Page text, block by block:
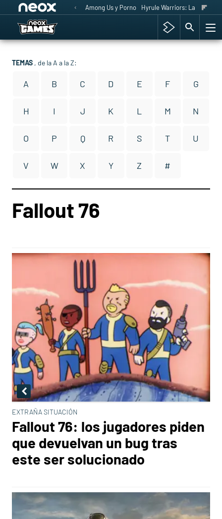
Among Us y Porno Hyrule Warriors: La Era del
TEMAS , de la A a la Z:
A B C D E F G
H I J K L M N
O P Q R S T U
V W X Y Z #
Fallout 76
EXTRAÑA SITUACIÓN
Fallout 76: los jugadores piden
que devuelvan un bug tras
este ser solucionado